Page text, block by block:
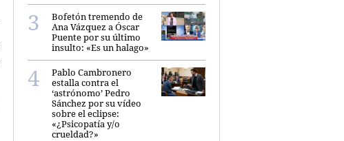
Bofetón tremendo de
Ana Vázquez a Óscar
Puente por su último
insulto: «Es un halago»
Pablo Cambronero
estalla contra el
‘astrónomo’ Pedro
Sánchez por su vídeo
sobre el eclipse:
«¿Psicopatía y/o
crueldad?»